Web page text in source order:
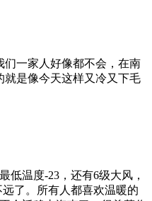
一家人好像都不会，在南
是像今天这样又冷又下毛
低温度-23，还有6级大风，
了。所有人都喜欢温暖的